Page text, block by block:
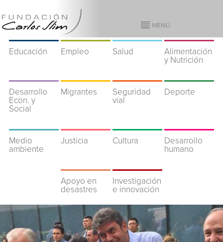
Educación Empleo Salud
Alimentación
y Nutrición
Desarrollo
Econ. y
Social
Migrantes
Seguridad
vial
Deporte
Medio
ambiente
Justicia Cultura
Desarrollo
humano
Apoyo en
desastres
Investigación
e innovación